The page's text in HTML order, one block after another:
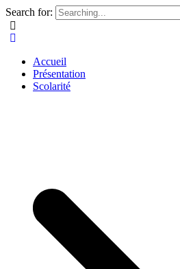
Search for:
Accueil
Présentation
Scolarité